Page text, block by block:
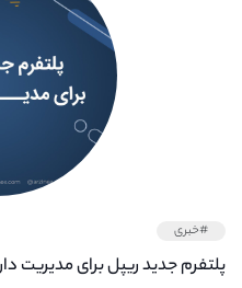
#خبری
پلتفرم جدید ریپل برای مدیریت